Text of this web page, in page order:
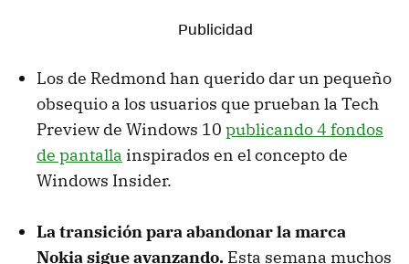
Los de Redmond han querido dar un pequeño
obsequio a los usuarios que prueban la Tech
Preview de Windows 10 publicando 4 fondos
de pantalla inspirados en el concepto de
Windows Insider.
La transición para abandonar la marca
Nokia sigue avanzando. Esta semana muchos